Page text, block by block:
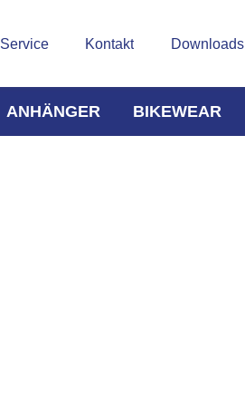
Service Kontakt Downloads
ANHÄNGER BIKEWEAR